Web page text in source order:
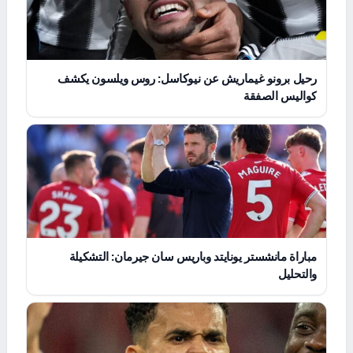
رحيل برونو غيماريش عن نيوكاسل: روس ويلسون يكشف
كواليس الصفقة
مباراة مانشستر يونايتد وباريس سان جيرمان: التشكيلة
والتحليل